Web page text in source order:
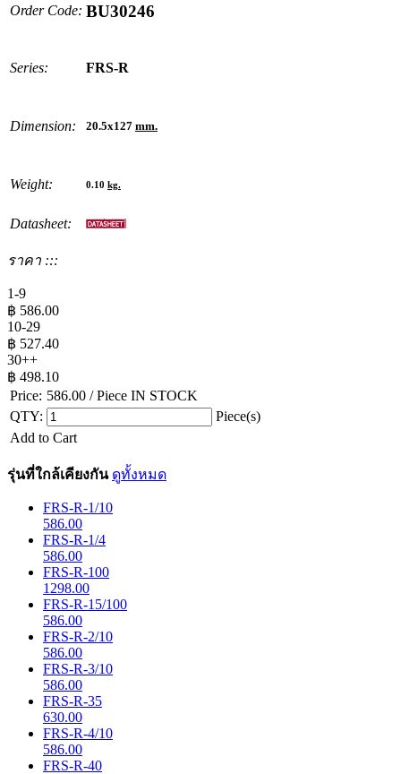
Order Code: BU30246
Series: FRS-R
Dimension: 20.5x127 mm.
Weight: 0.10 kg.
Datasheet:
ราคา :::
1-9
฿ 586.00
10-29
฿ 527.40
30++
฿ 498.10
Price: 586.00 / Piece IN STOCK
QTY:
Piece(s)
Add to Cart
รุ่นที่ใกล้เคียงกัน ดูทั้งหมด
FRS-R-1/10
586.00
FRS-R-1/4
586.00
FRS-R-100
1298.00
FRS-R-15/100
586.00
FRS-R-2/10
586.00
FRS-R-3/10
586.00
FRS-R-35
630.00
FRS-R-4/10
586.00
FRS-R-40